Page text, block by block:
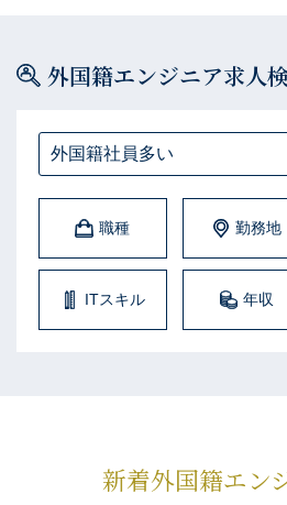
外国籍エンジニア求人
職種 勤務地
ITスキル 年収
外国籍社員多い
新着外国籍エン